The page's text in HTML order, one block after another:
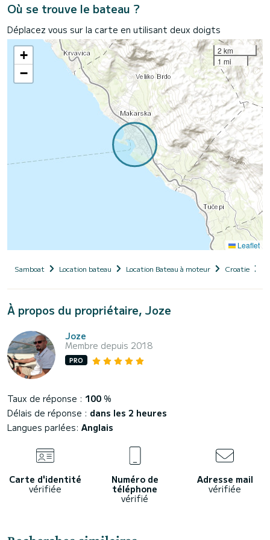
Où se trouve le bateau ?
Déplacez vous sur la carte en utilisant deux doigts
+
−
2 km
1 mi
Leaflet
Samboat Location bateau Location Bateau à moteur Croatie
À propos du propriétaire, Joze
Joze
Membre depuis 2018
PRO
Taux de réponse : 100 %
Délais de réponse : dans les 2 heures
Langues parlées: Anglais
Carte d'identité
vérifiée
Numéro de
téléphone
vérifié
Adresse mail
vérifiée